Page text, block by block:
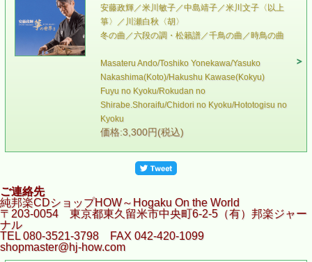
安藤政輝／米川敏子／中島靖子／米川文子〈以上
箏〉／川瀬白秋〈胡〉
冬の曲／六段の調・松籟譜／千鳥の曲／時鳥の曲
Masateru Ando/Toshiko Yonekawa/Yasuko
Nakashima(Koto)/Hakushu Kawase(Kokyu)
Fuyu no Kyoku/Rokudan no
Shirabe.Shoraifu/Chidori no Kyoku/Hototogisu no
Kyoku
価格:3,300円(税込)
ご連絡先
純邦楽CDショップHOW～Hogaku On the World
〒203-0054 東京都東久留米市中央町6-2-5（有）邦楽ジャー
ナル
TEL 080-3521-3798 FAX 042-420-1099
shopmaster@hj-how.com